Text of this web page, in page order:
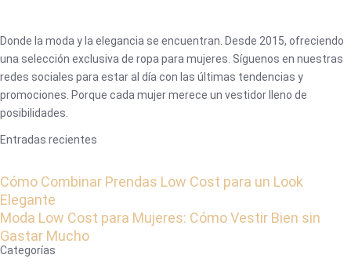
Donde la moda y la elegancia se encuentran. Desde 2015, ofreciendo
una selección exclusiva de ropa para mujeres. Síguenos en nuestras
redes sociales para estar al día con las últimas tendencias y
promociones. Porque cada mujer merece un vestidor lleno de
posibilidades.
Entradas recientes
Cómo Combinar Prendas Low Cost para un Look
Elegante
Moda Low Cost para Mujeres: Cómo Vestir Bien sin
Gastar Mucho
Categorías